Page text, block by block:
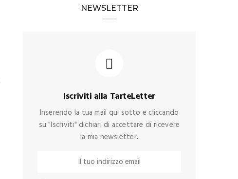
NEWSLETTER
Iscriviti alla TarteLetter
Inserendo la tua mail qui sotto e cliccando
su "Iscriviti" dichiari di accettare di ricevere
la mia newsletter.